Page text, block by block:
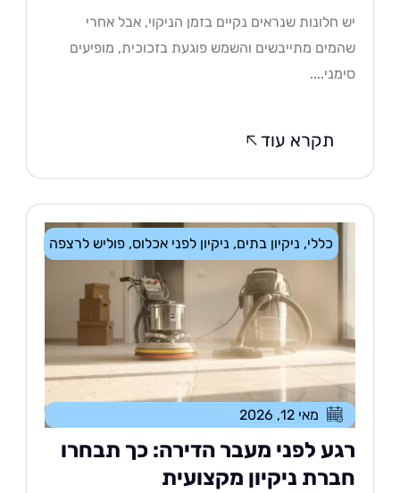
חלונות שנראים נקיים בזמן הניקוי, אבל אחרי
מתייבשים והשמש פוגעת בזכוכית, מופיעים
תקרא עוד
ניקיון בתים,ניקיון לפני אכלוס,פוליש לרצפה
מאי 12, 2026
לפני מעבר הדירה: כך תבחרו
ניקיון מקצועית